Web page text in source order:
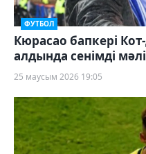
ФУТБОЛ
Кюрасао бапкері
алдында сенімді
25 маусым 2026 19:05